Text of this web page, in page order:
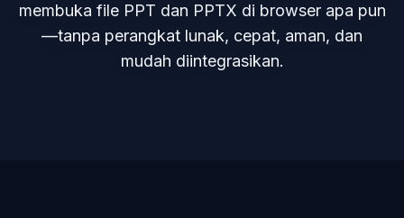
membuka file PPT dan PPTX di browser apa pun
—tanpa perangkat lunak, cepat, aman, dan
mudah diintegrasikan.